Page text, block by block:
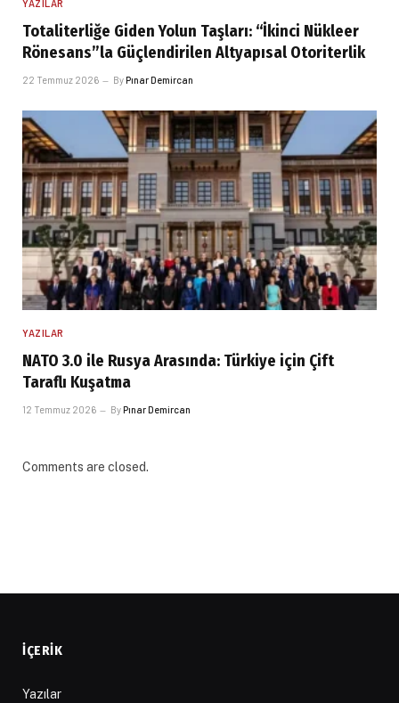
YAZILAR
Totaliterliğe Giden Yolun Taşları: “İkinci Nükleer
Rönesans”la Güçlendirilen Altyapısal Otoriterlik
22 Temmuz 2026 ByPınar Demircan
YAZILAR
NATO 3.0 ile Rusya Arasında: Türkiye için Çift
Taraflı Kuşatma
12 Temmuz 2026 ByPınar Demircan
Comments are closed.
İÇERIK
Yazılar